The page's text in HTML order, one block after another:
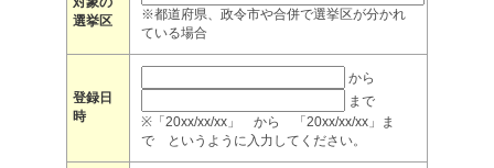
選挙区
※都道府県、政令市や合併で選挙区が分かれ
ている場合
登録日
時
から
まで
※「20xx/xx/xx」 から 「20xx/xx/xx」ま
で というように入力してください。